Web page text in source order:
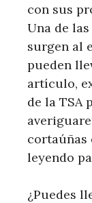
con sus
Una de
surgen al
pueden
artículo,
de la TSA
cortaúñas
leyendo
¿Puedes